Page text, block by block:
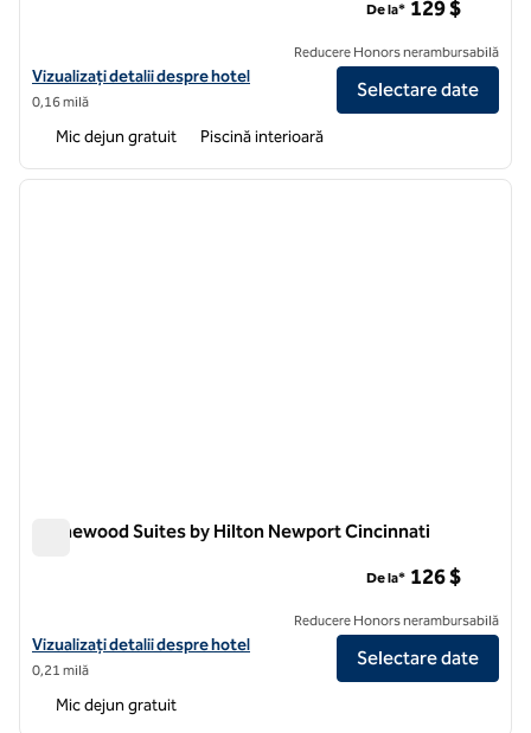
Vizualizați detaliile hotelului Hampton Inn & Suites Newport/
Vizualizați detalii despre hotel
0,16 milă
De la* 129 $
Reducere Honors nerambursabilă
Selectare date
Mic dejun gratuit Piscină interioară
1 din 12
Homewood Suites by Hilton Newport Cincinnati
Vizualizați detaliile hotelului pentru Homewood Suites by Hilton
Vizualizați detalii despre hotel
0,21 milă
De la* 126 $
Reducere Honors nerambursabilă
Selectare date
Mic dejun gratuit